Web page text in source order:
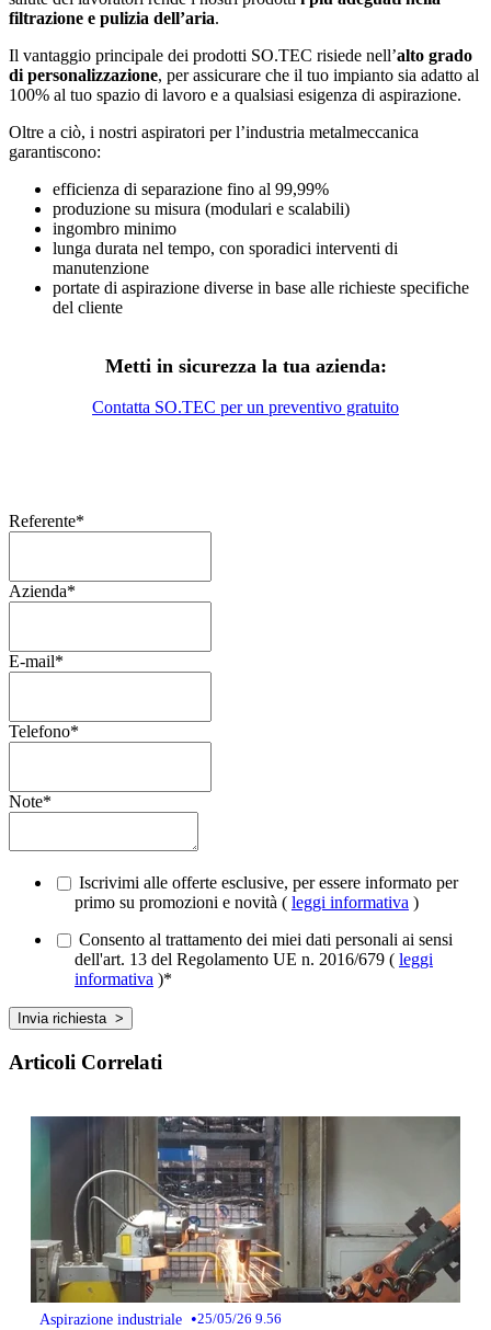
filtrazione e pulizia dell’aria.
Il vantaggio principale dei prodotti SO.TEC risiede nell’alto grado
di personalizzazione, per assicurare che il tuo impianto sia adatto al
100% al tuo spazio di lavoro e a qualsiasi esigenza di aspirazione.
Oltre a ciò, i nostri aspiratori per l’industria metalmeccanica
garantiscono:
efficienza di separazione fino al 99,99%
produzione su misura (modulari e scalabili)
ingombro minimo
lunga durata nel tempo, con sporadici interventi di
manutenzione
portate di aspirazione diverse in base alle richieste specifiche
del cliente
Metti in sicurezza la tua azienda:
Contatta SO.TEC per un preventivo gratuito
Referente*
Azienda*
E-mail*
Telefono*
Note*
Iscrivimi alle offerte esclusive, per essere informato per
primo su promozioni e novità ( leggi informativa )
Consento al trattamento dei miei dati personali ai sensi
dell'art. 13 del Regolamento UE n. 2016/679 ( leggi
informativa )*
Articoli Correlati
Aspirazione industriale •25/05/26 9.56